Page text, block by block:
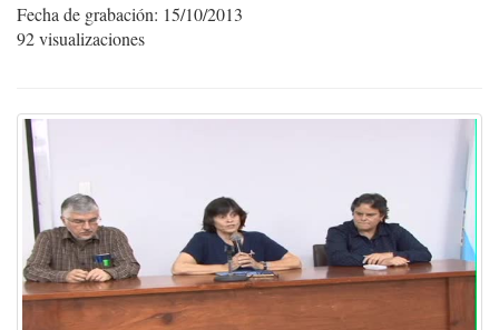
Fecha de grabación: 15/10/2013
92 visualizaciones